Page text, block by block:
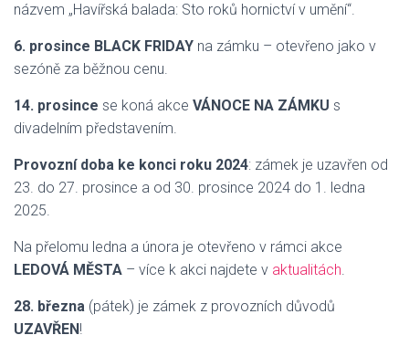
názvem „Havířská balada: Sto roků hornictví v umění“.
6. prosince BLACK FRIDAY na zámku – otevřeno jako v
sezóně za běžnou cenu.
14. prosince se koná akce VÁNOCE NA ZÁMKU s
divadelním představením.
Provozní doba ke konci roku 2024: zámek je uzavřen od
23. do 27. prosince a od 30. prosince 2024 do 1. ledna
2025.
Na přelomu ledna a února je otevřeno v rámci akce
LEDOVÁ MĚSTA – více k akci najdete v aktualitách.
28. března (pátek) je zámek z provozních důvodů
UZAVŘEN!